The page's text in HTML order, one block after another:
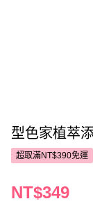
型色家植萃
超取滿NT$390免運
NT$349